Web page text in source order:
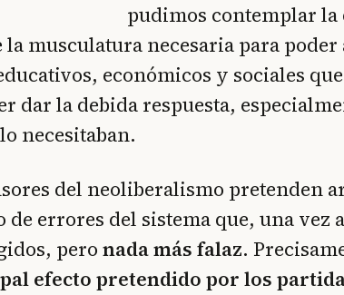
pudimos contemplar
la musculatura necesaria para
económicos y sociales
dar la debida respuesta,
necesitaban.
del neoliberalismo pretenden
de errores del sistema que, una vez
pero nada más falaz.
efecto pretendido por los